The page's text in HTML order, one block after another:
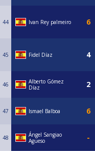
44 Ivan Rey palmeiro
45 Fidel Díaz
46
Alberto Gómez
Díaz
47 Ismael Balboa
48
Ángel Sangiao
Agueso